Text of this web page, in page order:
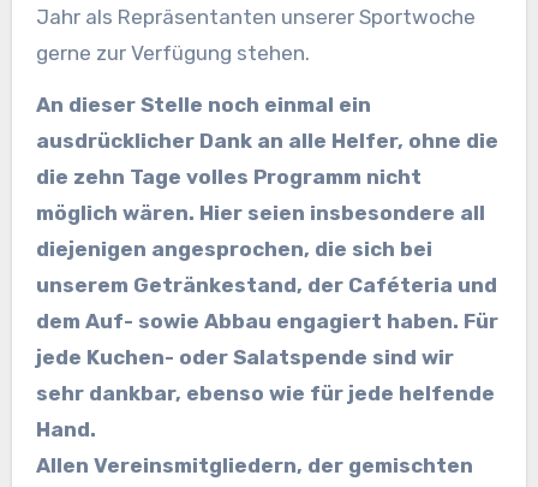
Jahr als Repräsentanten unserer Sportwoche
gerne zur Verfügung stehen.
An dieser Stelle noch einmal ein
ausdrücklicher Dank an alle Helfer, ohne die
die zehn Tage volles Programm nicht
möglich wären. Hier seien insbesondere all
diejenigen angesprochen, die sich bei
unserem Getränkestand, der Caféteria und
dem Auf- sowie Abbau engagiert haben. Für
jede Kuchen- oder Salatspende sind wir
sehr dankbar, ebenso wie für jede helfende
Hand.
Allen Vereinsmitgliedern, der gemischten